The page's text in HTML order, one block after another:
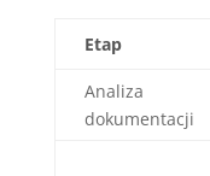
Etap
Analiza
dokumentacji